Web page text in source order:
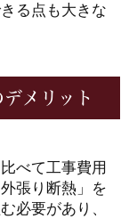
る点も大きな
メリット
べて工事費用
張り断熱」を
必要があり、